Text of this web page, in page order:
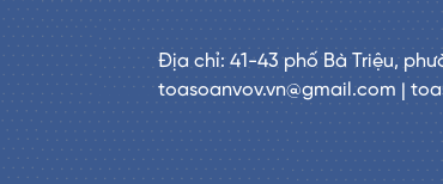
Địa chỉ: 41-43 phố Bà Triệu,
toasoanvov.vn@gmail.com |